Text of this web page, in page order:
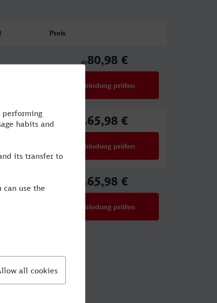
Preis
ab80,98 €
Verbindung prüfen
ab65,98 €
Verbindung prüfen
ab65,98 €
Verbindung prüfen